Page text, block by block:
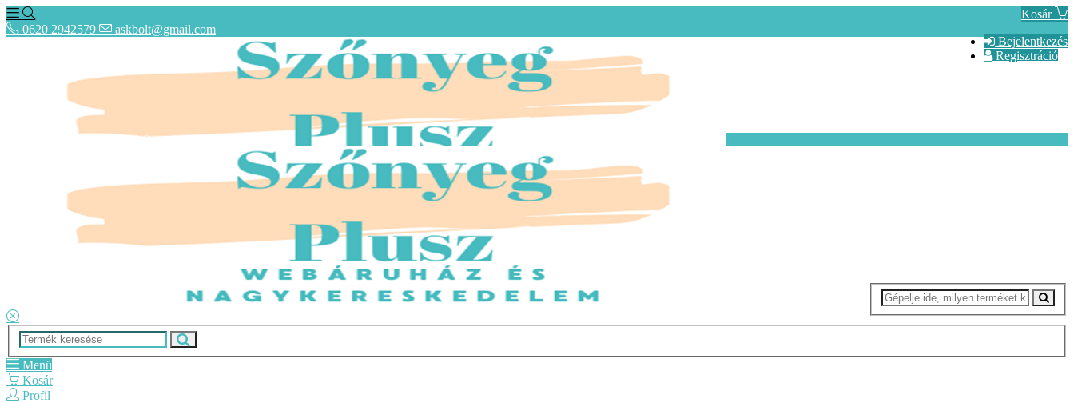
Kosár
Bejelentkezés
Regisztráció
0620 2942579 askbolt@gmail.com
Fogyasztóbarát Képes Tájékoztató
Adatkezelési tájékoztató
askbolt@gmail.com
Menü
Kosár
Profil